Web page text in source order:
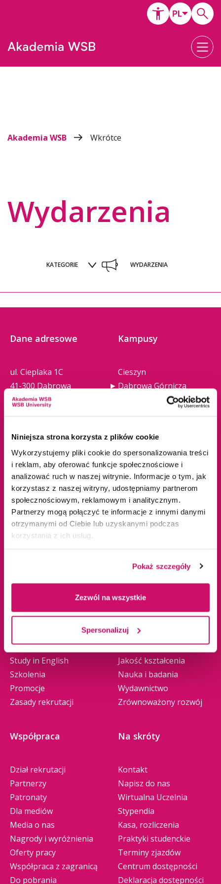
Niniejsza strona korzysta z plików cookie
Wykorzystujemy pliki cookie do spersonalizowania treści
i reklam, aby oferować funkcje społecznościowe i
analizować ruch w naszej witrynie. Informacje o tym, jak
korzystasz z naszej witryny, udostępniamy partnerom
społecznościowym, reklamowym i analitycznym.
Partnerzy mogą połączyć te informacje z innymi danymi
otrzymanymi od Ciebie lub uzyskanymi podczas
korzystania z ich usług.
Pokaż szczegóły
Zezwól na wszystkie
Spersonalizuj
Akademia WSB Wkrótce
Wydarzenia
WYDARZENIA
KATEGORIE
Dane adresowe
ul. Cieplaka 1C
41-300 Dąbrowa
Górnicza
NIP: 629-10-88-993
Kampusy
Cieszyn
Dąbrowa Górnicza
Kraków
Olkusz
Tychy
Warszawa
Zawiercie
Żywiec
Studia podyplomowe
Seminaria doktorskie
Study in English
Szkolenia
Promocje
Zasady rekrutacji
Baza dydaktyczna
Biblioteka
Business School
Collegium Medicum
Jakość kształcenia
Nauka i badania
Wydawnictwo
Zrównoważony rozwój
Współpraca
Dział rekrutacji
Partnerzy
Patronaty
Dla mediów
Media o nas
Nagrody i wyróżnienia
Oferty pracy
Współpraca z zagranicą
Do pobrania
Na skróty
Kontakt
Napisz do nas
Wirtualna Uczelnia
Stypendia
Kasa, rozliczenia
Praktyki studenckie
Terminy zjazdów
Centrum dostępności
Deklaracja dostępności